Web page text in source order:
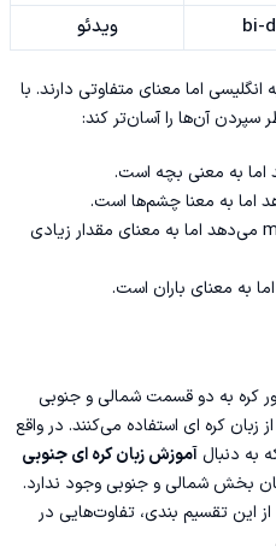
ویدئو
bi-
اما معنای متفاوتی دارند. با
آن‌ها را آسان‌تر کند:
- 많이 – [manh-i]: صدایی شبیه many می‌دهد اما به معنای مقدار زیادی
کره به دو قسمت شمالی و جنوبی
کره ای استفاده می‌کنند. در واقع
به دنبال آموزش زبان کره ای جنوبی
بخش شمالی و جنوبی وجود ندارد.
از این تقسیم بندی، تفاوت‌هایی در